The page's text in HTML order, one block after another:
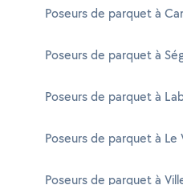
Poseurs de parquet à
Poseurs de parquet à
Poseurs de parquet à
Poseurs de parquet à Le
Poseurs de parquet à